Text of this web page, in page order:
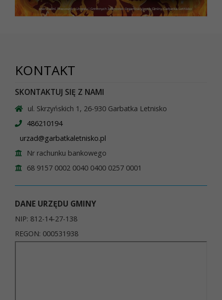
KONTAKT
SKONTAKTUJ SIĘ Z NAMI
ul. Skrzyńskich 1, 26-930 Garbatka Letnisko
486210194
urzad@garbatkaletnisko.pl
Nr rachunku bankowego
68 9157 0002 0040 0400 0257 0001
DANE URZĘDU GMINY
NIP: 812-14-27-138
REGON: 000531938